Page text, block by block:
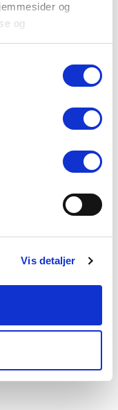
og
og
under
vores Cookiepolitik,
Vis detaljer